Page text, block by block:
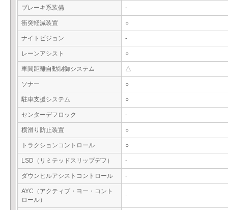
ブレーキ系装備 -
衝突軽減装置 ○
ナイトビジョン -
レーンアシスト ○
車間距離自動制御システム △
ソナー ○
駐車支援システム ○
センターデフロック -
横滑り防止装置 ○
トラクションコントロール ○
LSD（リミテッドスリップデフ） -
ダウンヒルアシストコントロール -
AYC（アクティブ・ヨー・コント
ロール）
-